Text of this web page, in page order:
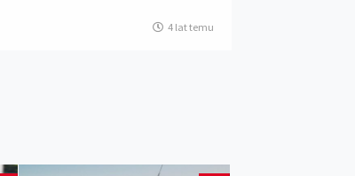
4 lat temu